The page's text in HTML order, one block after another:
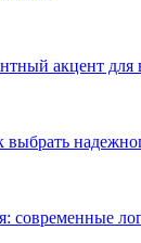
акцент для
современные